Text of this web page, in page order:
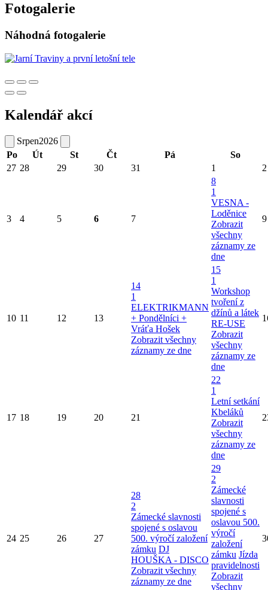
Fotogalerie
Náhodná fotogalerie
Kalendář akcí
Srpen2026
Po
Út St Čt Pá
So
27 28 29 30 31 1 2
3 4 5 6 7
8
1
VESNA -
Loděnice
Zobrazit
všechny
záznamy ze
dne
9
10 11 12 13
14
1
ELEKTRIKMANN
+ Pondělníci +
Vráťa Hošek
Zobrazit všechny
záznamy ze dne
15
1
Workshop
tvoření z
džínů a látek
RE-USE
Zobrazit
všechny
záznamy ze
dne
17 18 19 20 21
22
1
Letní setkání
Kbeláků
Zobrazit
všechny
záznamy ze
dne
24 25 26 27
28
2
Zámecké slavnosti
spojené s oslavou
500. výročí založení
zámku DJ
HOUŠKA - DISCO
Zobrazit všechny
záznamy ze dne
29
2
Zámecké
slavnosti
spojené s
oslavou 500.
výročí
založení
zámku Jízda
pravidelnosti
Zobrazit
všechny